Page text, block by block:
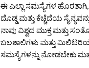
ಈ ಎಲ್ಲಾ ಸಮಸ್ಯೆಗಳ
ದೊಡ್ಡ ಮತ್ತು ಕೆಚ್ಚೆದೆಯ
ನಾವು ವಿಶ್ವದ ಮುಕ್ತ ಮತ್ತು
ಬಲಶಾಲಿಗಳು ಮತ್ತು
ಸಮಸ್ಯೆಗಳನ್ನು ನೋಡಬೇಕು